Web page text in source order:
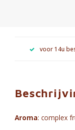
voor 14u
Aroma: complex